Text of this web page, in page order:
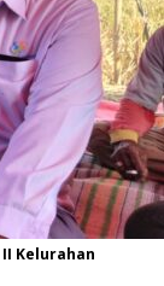
Kelurahan